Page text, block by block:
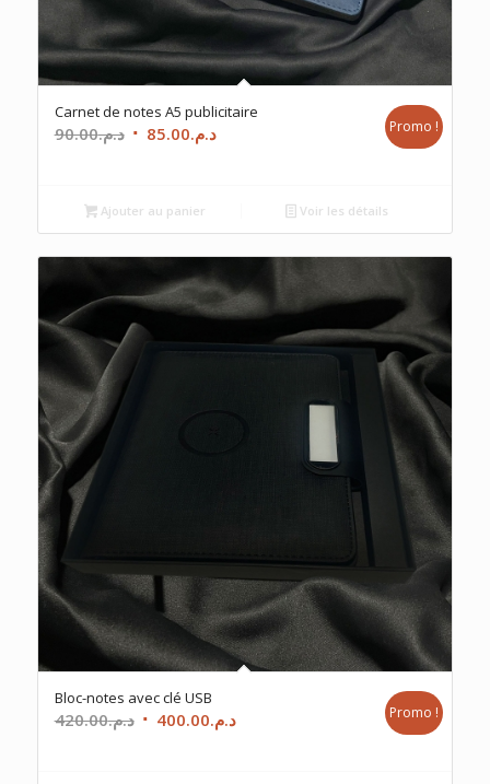
Carnet de notes A5 publicitaire
د.م.90.00
Le
était :
د.م.90.00.
د.م.85.00
Le
د.م.85.00.
Promo !
Ajouter au panier Voir les détails
Bloc-notes avec clé USB
د.م.420.00
Le
د.م.400.00
Le
Promo !